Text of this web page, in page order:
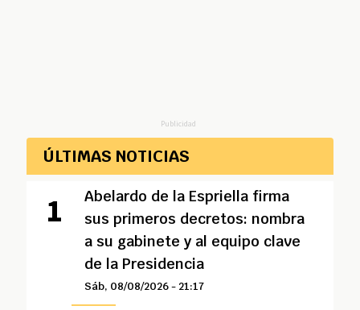
Publicidad
ÚLTIMAS NOTICIAS
Abelardo de la Espriella firma
sus primeros decretos: nombra
a su gabinete y al equipo clave
de la Presidencia
Sáb, 08/08/2026 - 21:17